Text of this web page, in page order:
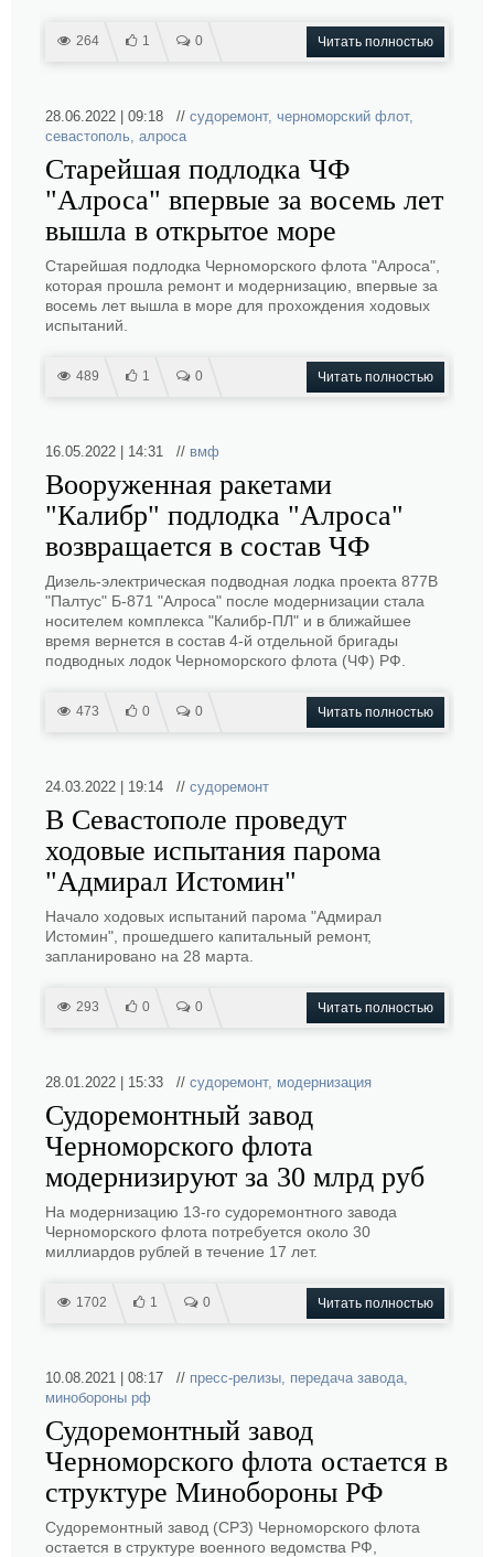
264 1 0 Читать полностью
28.06.2022 | 09:18 // судоремонт, черноморский флот,
севастополь, алроса
Старейшая подлодка ЧФ
"Алроса" впервые за восемь лет
вышла в открытое море
Старейшая подлодка Черноморского флота "Алроса",
которая прошла ремонт и модернизацию, впервые за
восемь лет вышла в море для прохождения ходовых
испытаний.
489 1 0 Читать полностью
16.05.2022 | 14:31 // вмф
Вооруженная ракетами
"Калибр" подлодка "Алроса"
возвращается в состав ЧФ
Дизель-электрическая подводная лодка проекта 877В
"Палтус" Б-871 "Алроса" после модернизации стала
носителем комплекса "Калибр-ПЛ" и в ближайшее
время вернется в состав 4-й отдельной бригады
подводных лодок Черноморского флота (ЧФ) РФ.
473 0 0 Читать полностью
24.03.2022 | 19:14 // судоремонт
В Севастополе проведут
ходовые испытания парома
"Адмирал Истомин"
Начало ходовых испытаний парома "Адмирал
Истомин", прошедшего капитальный ремонт,
запланировано на 28 марта.
293 0 0 Читать полностью
28.01.2022 | 15:33 // судоремонт, модернизация
Судоремонтный завод
Черноморского флота
модернизируют за 30 млрд руб
На модернизацию 13-го судоремонтного завода
Черноморского флота потребуется около 30
миллиардов рублей в течение 17 лет.
1702 1 0 Читать полностью
10.08.2021 | 08:17 // пресс-релизы, передача завода,
минобороны рф
Судоремонтный завод
Черноморского флота остается в
структуре Минобороны РФ
Судоремонтный завод (СРЗ) Черноморского флота
остается в структуре военного ведомства РФ,